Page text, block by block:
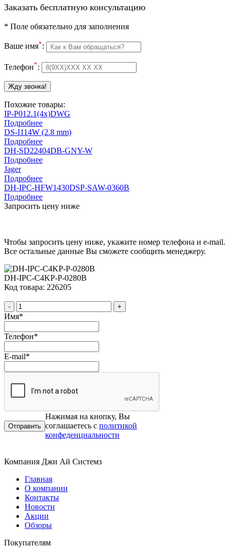
Заказать бесплатную консультацию
* Поле обязательно для заполнения
Ваше имя*:
Телефон*:
Похожие товары:
IP-P012.1(4x)DWG
Подробнее
DS-I114W (2.8 mm)
Подробнее
DH-SD22404DB-GNY-W
Подробнее
Jager
Подробнее
DH-IPC-HFW1430DSP-SAW-0360B
Подробнее
Запросить цену ниже
Чтобы запросить цену ниже, укажите номер телефона и e-mail.
Все остальные данные Вы сможете сообщить менеджеру.
DH-IPC-C4KP-P-0280B
Код товара: 226205
- +
Имя*
Телефон*
E-mail*
Нажимая на кнопку, Вы
соглашаетесь с политикой
конфеденциальности
Компания Джи Ай Системз
Главная
О компании
Контакты
Новости
Акции
Обзоры
Покупателям